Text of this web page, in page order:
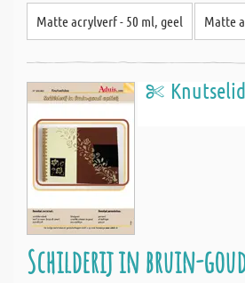
Matte acrylverf - 50 ml, geel Matte
Schilderij in bruin-